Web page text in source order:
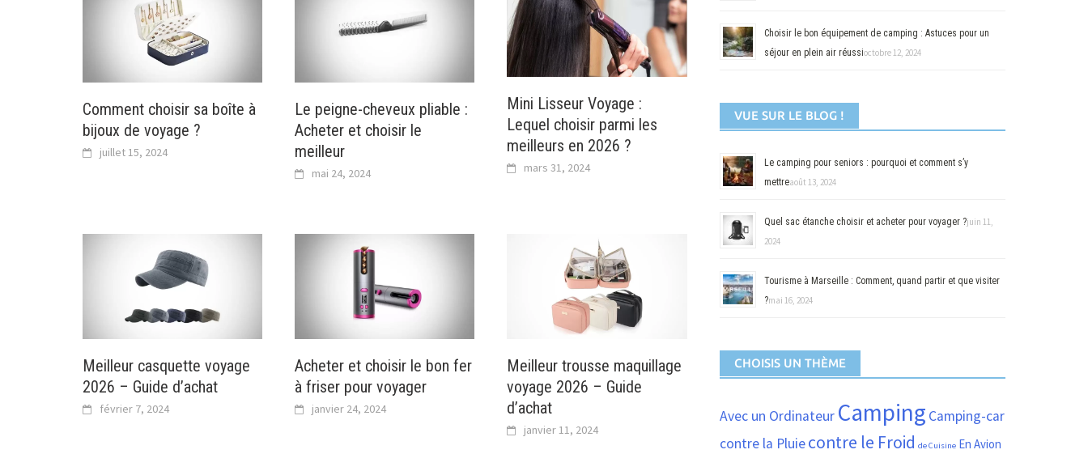
Comment choisir sa boîte à
bijoux de voyage ?
juillet 15, 2024
Le peigne-cheveux pliable :
Acheter et choisir le
meilleur
mai 24, 2024
Mini Lisseur Voyage :
Lequel choisir parmi les
meilleurs en 2026 ?
mars 31, 2024
Meilleur casquette voyage
2026 – Guide d’achat
février 7, 2024
Acheter et choisir le bon fer
à friser pour voyager
janvier 24, 2024
Meilleur trousse maquillage
voyage 2026 – Guide
d’achat
janvier 11, 2024
Choisir le bon équipement de camping : Astuces pour un
séjour en plein air réussioctobre 12, 2024
VUE SUR LE BLOG !
Le camping pour seniors : pourquoi et comment s’y
mettreaoût 13, 2024
Quel sac étanche choisir et acheter pour voyager ?juin 11,
2024
Tourisme à Marseille : Comment, quand partir et que visiter
?mai 16, 2024
CHOISIS UN THÈME
Avec un Ordinateur Camping Camping-car
contre la Pluiecontre le Froid de Cuisine En Avion